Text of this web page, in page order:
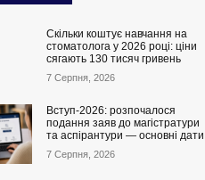
Скільки коштує навчання на
стоматолога у 2026 році: ціни
сягають 130 тисяч гривень
7 Серпня, 2026
Вступ-2026: розпочалося
подання заяв до магістратури
та аспірантури — основні дати
7 Серпня, 2026